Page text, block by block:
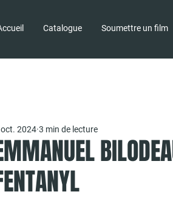
Catalogue Soumettre un film
2024 3 min de lecture